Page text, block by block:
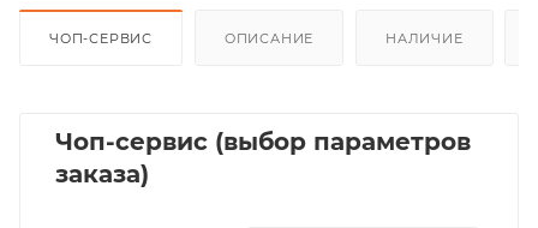
ЧОП-СЕРВИС ОПИСАНИЕ НАЛИЧИЕ
Чоп-сервис (выбор параметров
заказа)